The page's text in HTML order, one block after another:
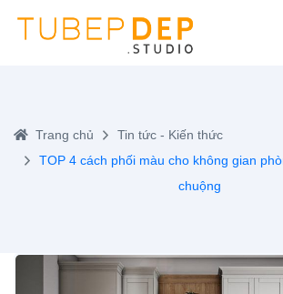
Trang chủ
Tin tức - Kiến thức
TOP 4 cách phối màu cho không gian
chuộng